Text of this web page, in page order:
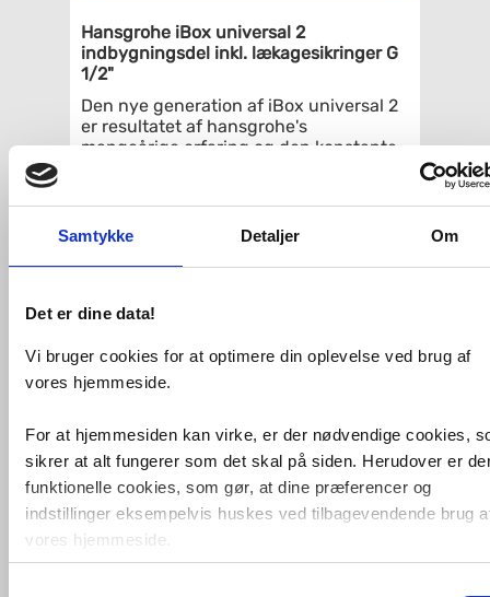
Samtykke Detaljer Om
Det er dine data!
Vi bruger cookies for at optimere din oplevelse ved brug af
vores hjemmeside.
For at hjemmesiden kan virke, er der nødvendige cookies,
sikrer at alt fungerer som det skal på siden. Herudover er
funktionelle cookies, som gør, at dine præferencer og
indstillinger eksempelvis huskes ved tilbagevendende brug
vores hjemmeside.
Foruden nødvendige og funktionelle cookies er der
Hansgrohe iBox universal 2
indbygningsdel inkl. lækagesikringer G
1/2"
Den nye generation af iBox universal 2
er resultatet af hansgrohe's
mangeårige erfaring og den konstante
installationstyper. Det sparer tid.
hansgrohe iBox 2 kan også
sammensættes med ældre hansgrohe
tilkøbe en adapter, som du finder under
relaterede varer her på siden.
Med formonteret tætningsmembran,
som er 100% vandtæt.
indbygningsdel
skylleventil
justerbar påspændingsflange
tætning
monteringsvejledning
Specifikationer: